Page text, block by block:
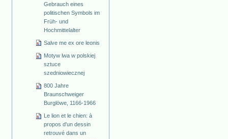
Gebrauch eines
politischen Symbols im
Früh- und
Hochmittelalter
Salve me ex ore leonis
Motyw lwa w polskiej
sztuce
szedniowiecznej
800 Jahre
Braunschweiger
Burglöwe, 1166-1966
Le lion et le chien: à
propos d'un dessin
retrouvé dans un